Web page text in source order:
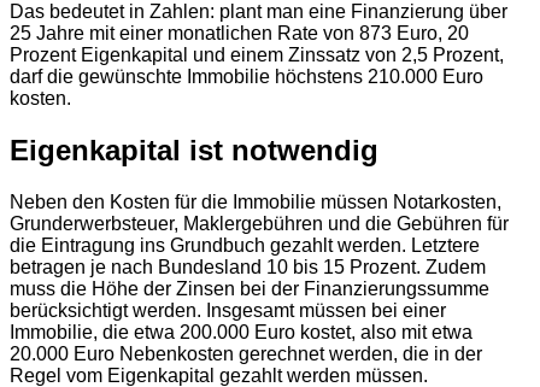
Das bedeutet in Zahlen: plant man eine Finanzierung über
25 Jahre mit einer monatlichen Rate von 873 Euro, 20
Prozent Eigenkapital und einem Zinssatz von 2,5 Prozent,
darf die gewünschte Immobilie höchstens 210.000 Euro
kosten.
Eigenkapital ist notwendig
Neben den Kosten für die Immobilie müssen Notarkosten,
Grunderwerbsteuer, Maklergebühren und die Gebühren für
die Eintragung ins Grundbuch gezahlt werden. Letztere
betragen je nach Bundesland 10 bis 15 Prozent. Zudem
muss die Höhe der Zinsen bei der Finanzierungssumme
berücksichtigt werden. Insgesamt müssen bei einer
Immobilie, die etwa 200.000 Euro kostet, also mit etwa
20.000 Euro Nebenkosten gerechnet werden, die in der
Regel vom Eigenkapital gezahlt werden müssen.